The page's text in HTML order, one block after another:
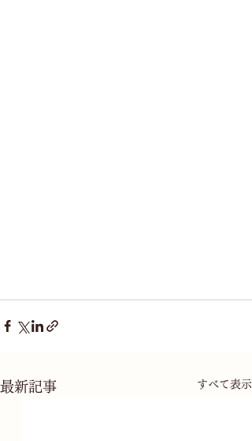
最新記事 すべて表示